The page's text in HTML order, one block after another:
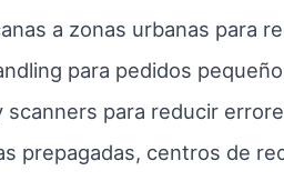
a zonas urbanas para
para pedidos
scanners para reducir
prepagadas, centros de